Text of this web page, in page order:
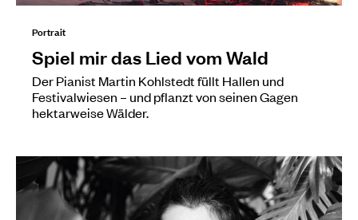
Portrait
Spiel mir das Lied vom Wald
Der Pianist Martin Kohlstedt füllt Hallen und
Festivalwiesen – und pflanzt von seinen Gagen
hektarweise Wälder.